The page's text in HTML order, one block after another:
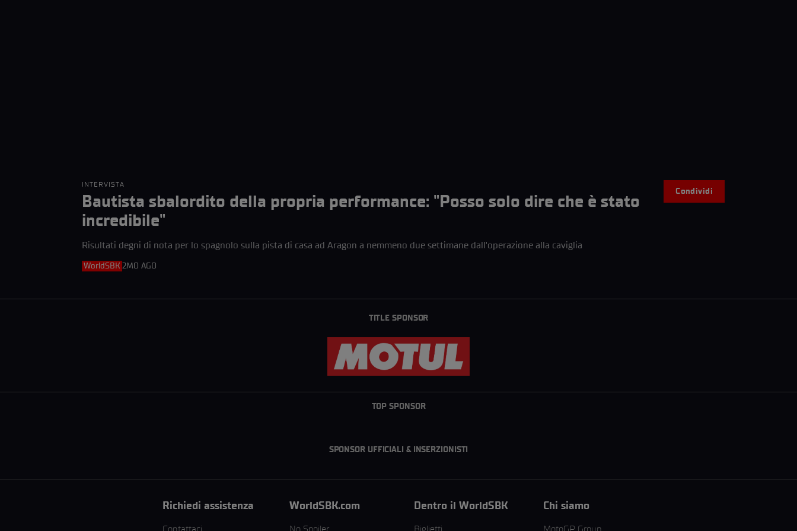
INTERVISTA
Bautista sbalordito della propria performance: "Posso solo dire che è stato
incredibile"
Risultati degni di nota per lo spagnolo sulla pista di casa ad Aragon a nemmeno due settimane dall'operazione alla caviglia
WorldSBK 2MO AGO
Condividi
TITLE SPONSOR
TOP SPONSOR
SPONSOR UFFICIALI & INSERZIONISTI
Richiedi assistenza WorldSBK.com Dentro il WorldSBK Chi siamo